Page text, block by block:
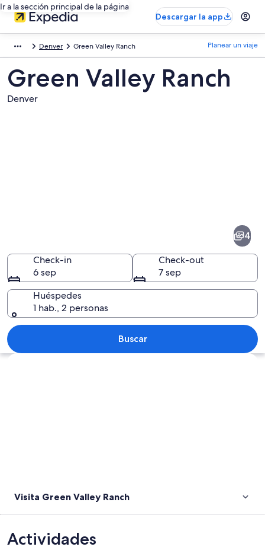
Ir a la sección principal de la página
Descargar la app
Denver Green Valley Ranch Planear un viaje
Green Valley Ranch
Denver
Ranch
Una persona pedalea en bicicleta
4
Check-in
6 sep
Check-out
7 sep
Huéspedes
1 hab., 2 personas
Buscar
Explorar mapa
Visita Green Valley Ranch
Actividades